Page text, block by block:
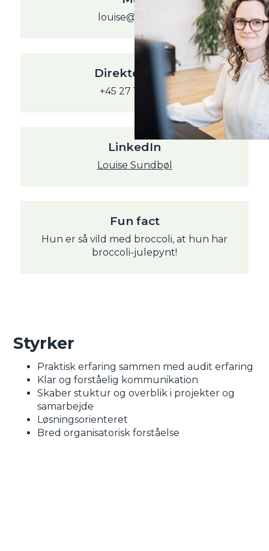
louise@sjeni.dk
Direkte tlf. nr
+45 27 14 18 94
LinkedIn
Louise Sundbøl
Fun fact
Hun er så vild med broccoli, at hun har
broccoli-julepynt!
Styrker
Praktisk erfaring sammen med audit erfaring
Klar og forståelig kommunikation
Skaber stuktur og overblik i projekter og
samarbejde
Løsningsorienteret
Bred organisatorisk forståelse